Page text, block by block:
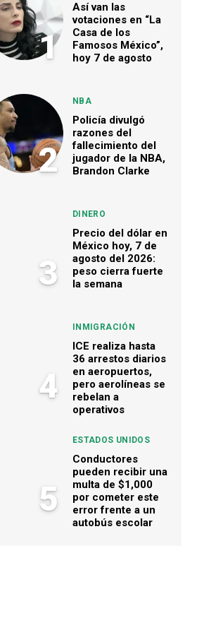
1
Así van las
votaciones en “La
Casa de los
Famosos México”,
hoy 7 de agosto
2
NBA
Policía divulgó
razones del
fallecimiento del
jugador de la NBA,
Brandon Clarke
3
DINERO
Precio del dólar en
México hoy, 7 de
agosto del 2026:
peso cierra fuerte
la semana
4
INMIGRACIÓN
ICE realiza hasta
36 arrestos diarios
en aeropuertos,
pero aerolíneas se
rebelan a
operativos
5
ESTADOS UNIDOS
Conductores
pueden recibir una
multa de $1,000
por cometer este
error frente a un
autobús escolar